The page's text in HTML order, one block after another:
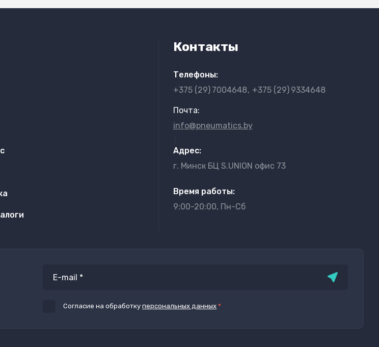
Контакты
Телефоны:
+375 (29) 7004648 +375 (29) 9334648
Почта:
info@pneumatics.by
Адрес:
г. Минск БЦ S.UNION офис 73
Время работы:
9:00-20:00, Пн-Сб
Согласие на обработкуперсональных данных *